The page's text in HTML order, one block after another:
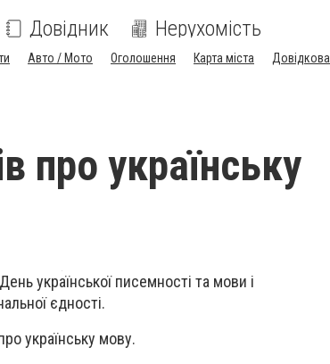
Довідник Нерухомість
Авто / Мото Оголошення Карта міста Довідкова
про українську
української писемності та мови і
єдності.
українську мову.